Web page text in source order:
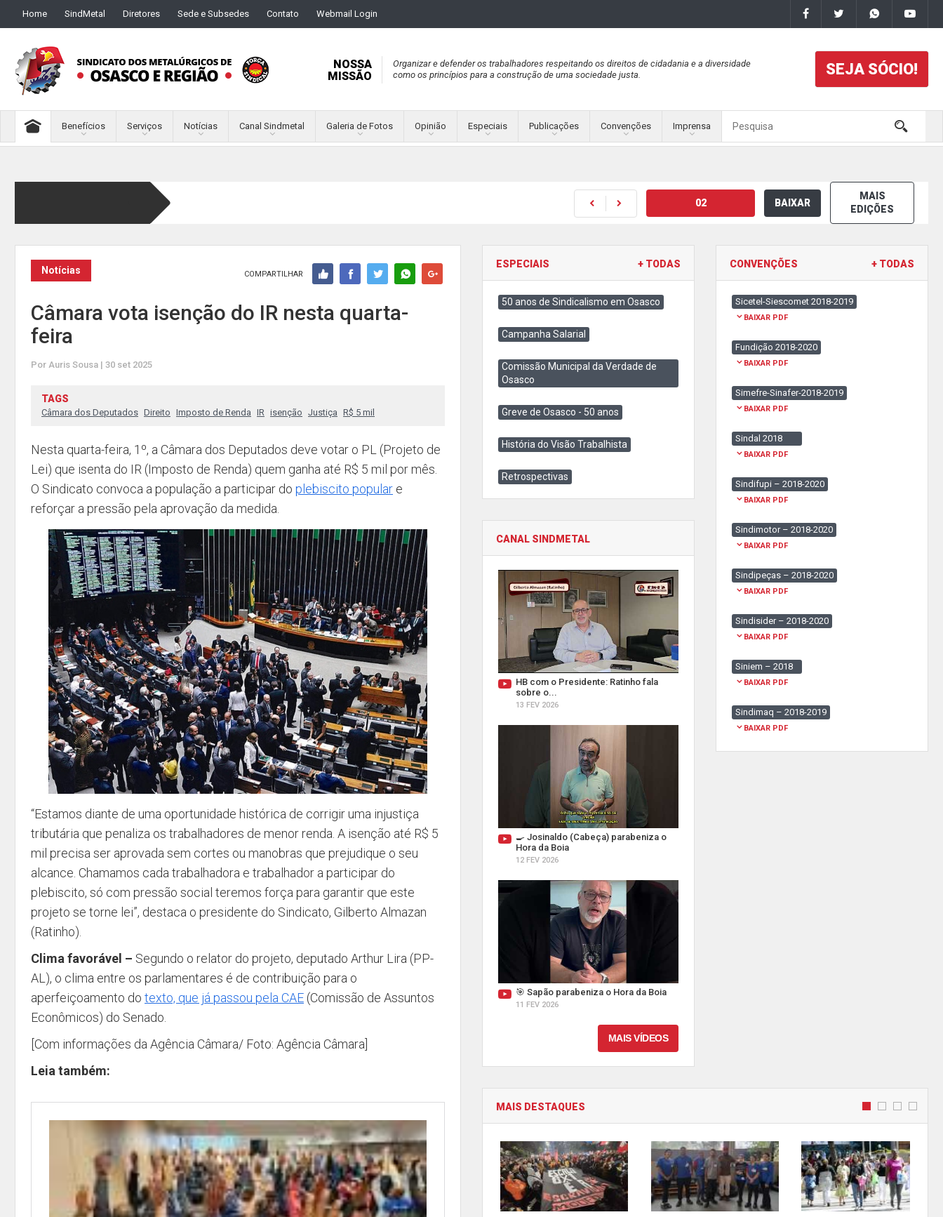
Home SindMetal Diretores Sede e Subsedes Contato Webmail Login
NOSSA
MISSÃO
Organizar e defender os trabalhadores respeitando os direitos de cidadania e a diversidade
como os princípios para a construção de uma sociedade justa.
SEJA SÓCIO!
Benefícios Serviços Notícias Canal Sindmetal Galeria de Fotos Opinião Especiais Publicações Convenções Imprensa
02 BAIXAR
MAIS
EDIÇÕES
Notícias COMPARTILHAR
Câmara vota isenção do IR nesta quarta-
feira
Por Auris Sousa | 30 set 2025
TAGS
Câmara dos Deputados Direito Imposto de Renda IR isenção Justiça R$ 5 mil
Nesta quarta-feira, 1º, a Câmara dos Deputados deve votar o PL (Projeto de
Lei) que isenta do IR (Imposto de Renda) quem ganha até R$ 5 mil por mês.
O Sindicato convoca a população a participar do plebiscito popular e
reforçar a pressão pela aprovação da medida.
“Estamos diante de uma oportunidade histórica de corrigir uma injustiça
tributária que penaliza os trabalhadores de menor renda. A isenção até R$ 5
mil precisa ser aprovada sem cortes ou manobras que prejudique o seu
alcance. Chamamos cada trabalhadora e trabalhador a participar do
plebiscito, só com pressão social teremos força para garantir que este
projeto se torne lei”, destaca o presidente do Sindicato, Gilberto Almazan
(Ratinho).
Clima favorável – Segundo o relator do projeto, deputado Arthur Lira (PP-
AL), o clima entre os parlamentares é de contribuição para o
aperfeiçoamento do texto, que já passou pela CAE (Comissão de Assuntos
Econômicos) do Senado.
[Com informações da Agência Câmara/ Foto: Agência Câmara]
Leia também:
ESPECIAIS + TODAS
50 anos de Sindicalismo em Osasco
Campanha Salarial
Comissão Municipal da Verdade de
Osasco
Greve de Osasco - 50 anos
História do Visão Trabalhista
Retrospectivas
CANAL SINDMETAL
HB com o Presidente: Ratinho fala
sobre o...
13 FEV 2026
🍳 Josinaldo (Cabeça) parabeniza o
Hora da Boia
12 FEV 2026
🎯 Sapão parabeniza o Hora da Boia
11 FEV 2026
MAIS VÍDEOS
CONVENÇÕES + TODAS
Sicetel-Siescomet 2018-2019
BAIXAR PDF
Fundição 2018-2020
BAIXAR PDF
Simefre-Sinafer-2018-2019
BAIXAR PDF
Sindal 2018
BAIXAR PDF
Sindifupi – 2018-2020
BAIXAR PDF
Sindimotor – 2018-2020
BAIXAR PDF
Sindipeças – 2018-2020
BAIXAR PDF
Sindisider – 2018-2020
BAIXAR PDF
Siniem – 2018
BAIXAR PDF
Sindimaq – 2018-2019
BAIXAR PDF
MAIS DESTAQUES